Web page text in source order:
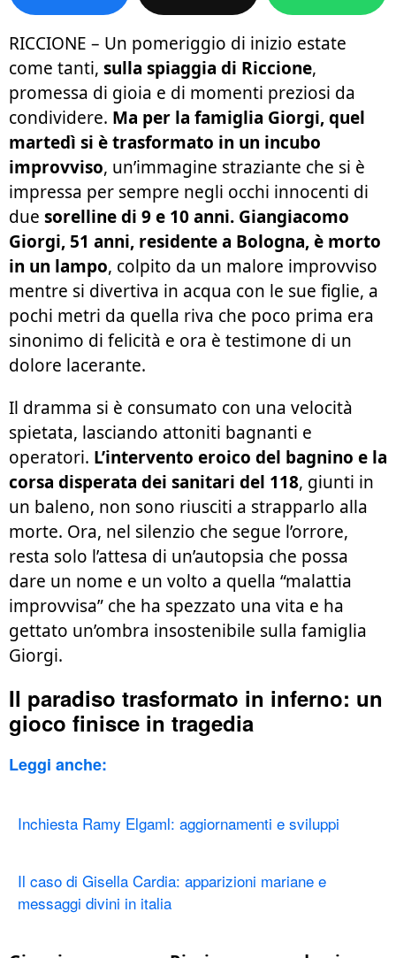
RICCIONE – Un pomeriggio di inizio estate
come tanti, sulla spiaggia di Riccione,
promessa di gioia e di momenti preziosi da
condividere. Ma per la famiglia Giorgi, quel
martedì si è trasformato in un incubo
improvviso, un’immagine straziante che si è
impressa per sempre negli occhi innocenti di
due sorelline di 9 e 10 anni. Giangiacomo
Giorgi, 51 anni, residente a Bologna, è morto
in un lampo, colpito da un malore improvviso
mentre si divertiva in acqua con le sue figlie, a
pochi metri da quella riva che poco prima era
sinonimo di felicità e ora è testimone di un
dolore lacerante.
Il dramma si è consumato con una velocità
spietata, lasciando attoniti bagnanti e
operatori. L’intervento eroico del bagnino e la
corsa disperata dei sanitari del 118, giunti in
un baleno, non sono riusciti a strapparlo alla
morte. Ora, nel silenzio che segue l’orrore,
resta solo l’attesa di un’autopsia che possa
dare un nome e un volto a quella “malattia
improvvisa” che ha spezzato una vita e ha
gettato un’ombra insostenibile sulla famiglia
Giorgi.
Il paradiso trasformato in inferno: un
gioco finisce in tragedia
Leggi anche:
Inchiesta Ramy Elgaml: aggiornamenti e sviluppi
Il caso di Gisella Cardia: apparizioni mariane e
messaggi divini in italia